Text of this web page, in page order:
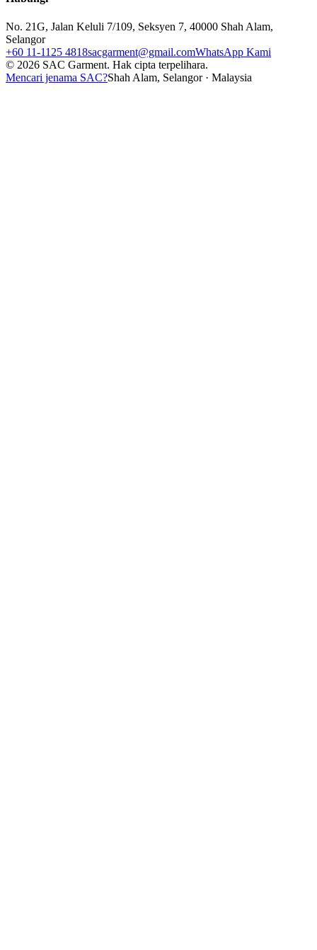
No. 21G, Jalan Keluli 7/109, Seksyen 7, 40000 Shah Alam,
Selangor
+60 11-1125 4818sacgarment@gmail.comWhatsApp Kami
© 2026 SAC Garment. Hak cipta terpelihara.
Mencari jenama SAC?Shah Alam, Selangor · Malaysia